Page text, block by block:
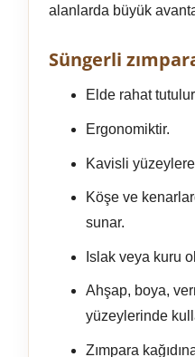
alanlarda büyük
Süngerli
Elde rahat
Ergonomiktir.
Kavisli
Köşe ve
sunar.
Islak veya kuru
Ahşap, boya,
yüzeylerinde
Zımpara